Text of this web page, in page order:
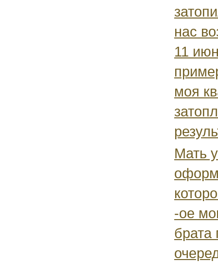
нас
11
моя
Мать
-ое